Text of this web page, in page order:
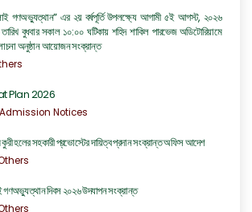
গণঅভ্যুত্থান” এর ২য় বর্ষপূর্তি উপলক্ষ্যে আগামী ৫ই আগস্ট, ২০২৬
বুধবার সকাল ১০:০০ ঘটিকায় শহিদ শাকিল পারভেজ অডিটোরিয়ামে
অনুষ্ঠান আয়োজন সংক্রান্ত
Plan 2026
Admission Notices
কুরী হলের সহকারী প্রভোস্টের দায়িত্ব প্রদান সংক্রান্ত অফিস আদেশ
দিবস ২০২৬ উদযাপন সংক্রান্ত